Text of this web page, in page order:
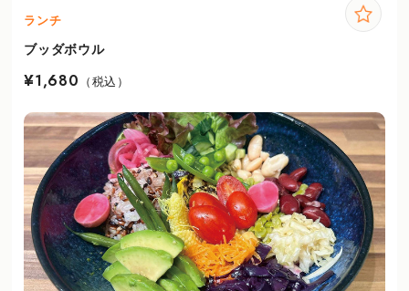
ランチ
ブッダボウル
¥1,680 （税込）